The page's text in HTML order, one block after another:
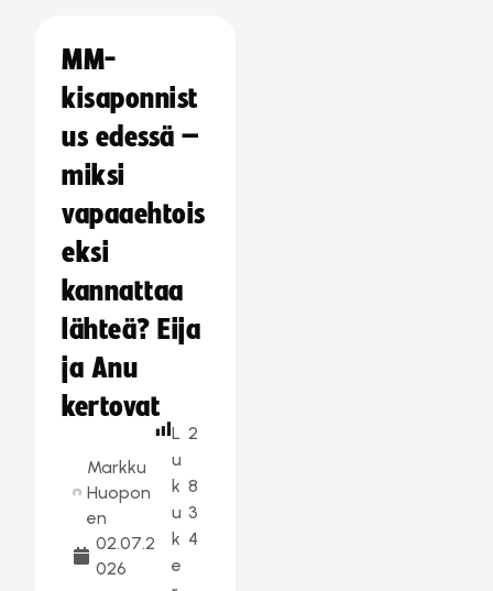
MM-
kisaponnist
us edessä –
miksi
vapaaehtois
eksi
kannattaa
lähteä? Eija
ja Anu
kertovat
Markku
Huopon
en
02.07.2
026
L
u
k
u
k
e
2
8
3
4